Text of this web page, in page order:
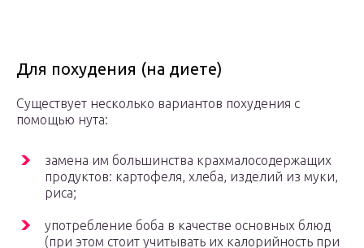
Для похудения (на диете)
Существует несколько вариантов похудения с
помощью нута:
замена им большинства крахмалосодержащих
продуктов: картофеля, хлеба, изделий из муки,
риса;
употребление боба в качестве основных блюд
(при этом стоит учитывать их калорийность при